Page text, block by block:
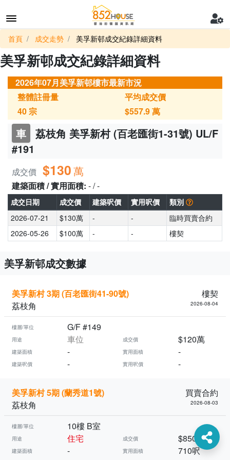
首頁 成交走勢 美孚新邨成交紀錄詳細資料
美孚新邨成交紀錄詳細資料
2026年07月美孚新邨樓市最新市況
整體註冊量
40宗
平均成交價
$557.9萬
車
荔枝角 美孚新村 (百老匯街1-31號) UL/F
#191
成交價 $130萬
建築面積 / 實用面積: - / -
成交日期 成交價 建築呎價 實用呎價
類別
2026-07-21
$130萬 - -
臨時買賣合約
2026-05-26
$100萬 - - 樓契
美孚新邨成交數據
美孚新村 3期 (百老匯街41-90號)
樓契
荔枝角
2026-08-04
樓層/單位 G/F #149
用途 車位 成交價 $120萬
建築面積 - 實用面積 -
建築呎價 - 實用呎價 -
美孚新村 5期 (蘭秀道1號)
買賣合約
荔枝角
2026-08-03
樓層/單位 10樓 B室
用途 住宅 成交價 $850萬
建築面積 - 實用面積 710呎